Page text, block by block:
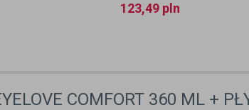
123,49 pln
COMFORT 360 ML +